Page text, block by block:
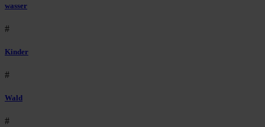
wasser
#
Kinder
#
Wald
#